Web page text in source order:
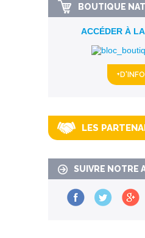
BOUTIQUE
ACCÉDER À
+D'INFO
LES
SUIVRE NOTRE